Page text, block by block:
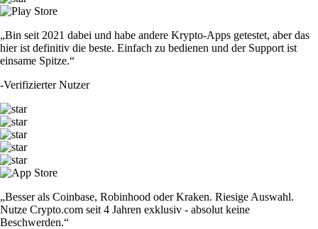
„Bin seit 2021 dabei und habe andere Krypto-Apps getestet, aber das
hier ist definitiv die beste. Einfach zu bedienen und der Support ist
einsame Spitze.“
-Verifizierter Nutzer
„Besser als Coinbase, Robinhood oder Kraken. Riesige Auswahl.
Nutze Crypto.com seit 4 Jahren exklusiv - absolut keine
Beschwerden.“